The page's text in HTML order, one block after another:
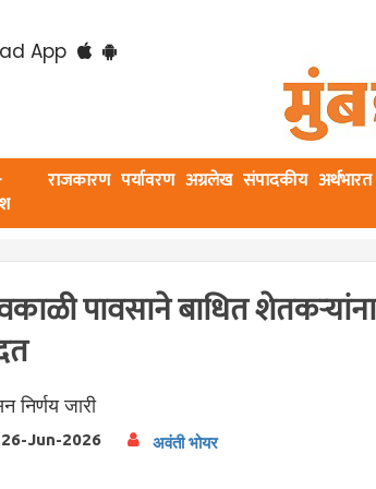
App
राजकारण पर्यावरण अग्रलेख संपादकीय अर्थभारत
पावसाने बाधित
निर्णय जारी
26-Jun-2026 अवंती भोयर